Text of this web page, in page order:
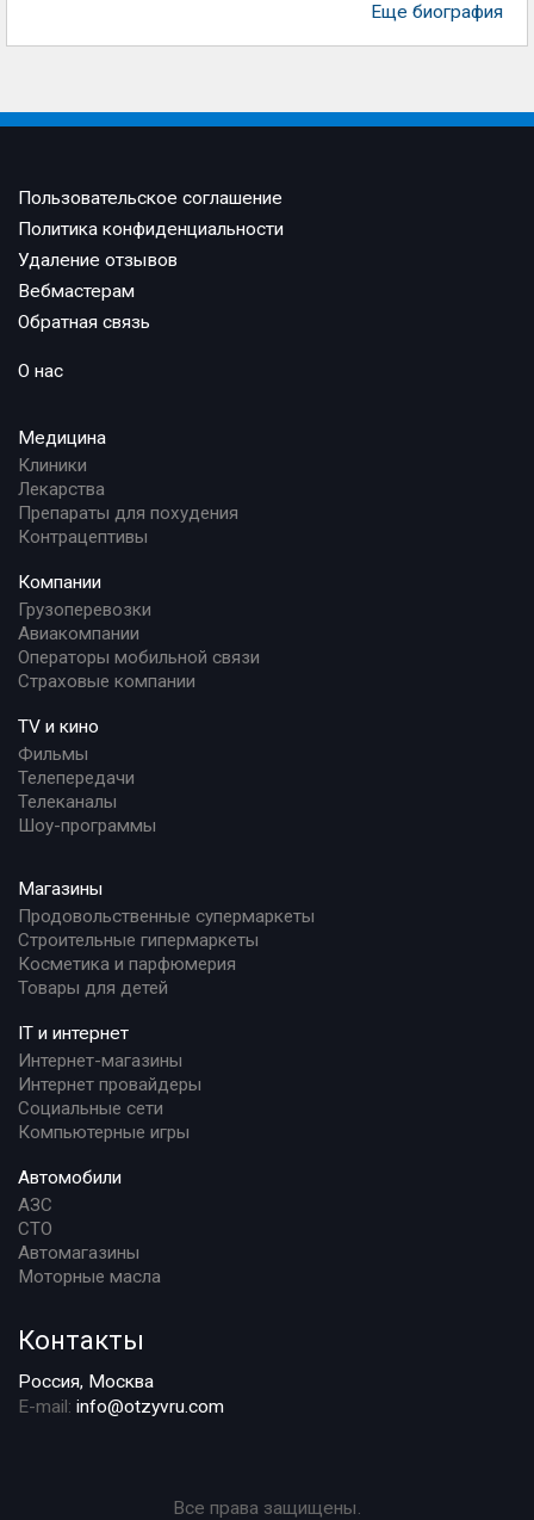
Еще биография
Пользовательское соглашение
Политика конфиденциальности
Удаление отзывов
Вебмастерам
Обратная связь
О нас
Медицина
Клиники
Лекарства
Препараты для похудения
Контрацептивы
Компании
Грузоперевозки
Авиакомпании
Операторы мобильной связи
Страховые компании
TV и кино
Фильмы
Телепередачи
Телеканалы
Шоу-программы
Магазины
Продовольственные супермаркеты
Строительные гипермаркеты
Косметика и парфюмерия
Товары для детей
IT и интернет
Интернет-магазины
Интернет провайдеры
Социальные сети
Компьютерные игры
Автомобили
АЗС
СТО
Автомагазины
Моторные масла
Контакты
Россия, Москва
E-mail: info@otzyvru.com
Все права защищены.